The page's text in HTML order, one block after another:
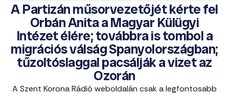
A Partizán műsorvezetőjét kérte fel
Orbán Anita a Magyar Külügyi
Intézet élére; továbbra is tombol a
migrációs válság Spanyolországban;
tűzoltóslaggal pacsálják a vizet az
Ozorán
A Szent Korona Rádió weboldalán csak a legfontosabb